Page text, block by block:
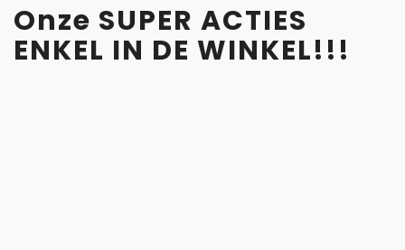
OVER ONS
CONTACT
Onze SUPER ACTIES
ENKEL IN DE WINKEL!!!